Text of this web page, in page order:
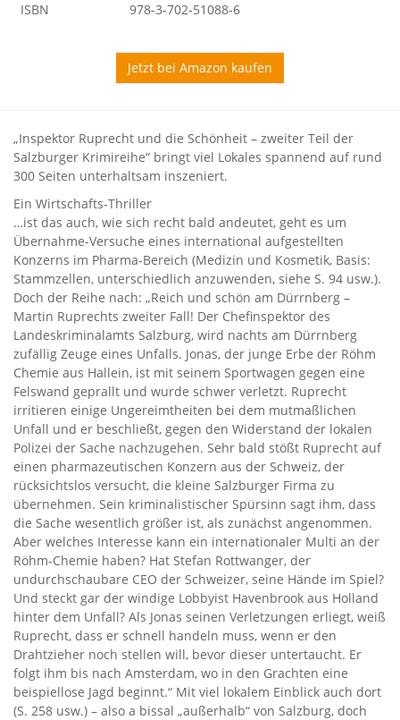
ISBN
978-3-702-51088-6
Jetzt bei Amazon kaufen
„Inspektor Ruprecht und die Schönheit – zweiter Teil der
Salzburger Krimireihe“ bringt viel Lokales spannend auf rund
300 Seiten unterhaltsam inszeniert.
Ein Wirtschafts-Thriller
…ist das auch, wie sich recht bald andeutet, geht es um
Übernahme-Versuche eines international aufgestellten
Konzerns im Pharma-Bereich (Medizin und Kosmetik, Basis:
Stammzellen, unterschiedlich anzuwenden, siehe S. 94 usw.).
Doch der Reihe nach: „Reich und schön am Dürrnberg –
Martin Ruprechts zweiter Fall! Der Chefinspektor des
Landeskriminalamts Salzburg, wird nachts am Dürrnberg
zufällig Zeuge eines Unfalls. Jonas, der junge Erbe der Röhm
Chemie aus Hallein, ist mit seinem Sportwagen gegen eine
Felswand geprallt und wurde schwer verletzt. Ruprecht
irritieren einige Ungereimtheiten bei dem mutmaßlichen
Unfall und er beschließt, gegen den Widerstand der lokalen
Polizei der Sache nachzugehen. Sehr bald stößt Ruprecht auf
einen pharmazeutischen Konzern aus der Schweiz, der
rücksichtslos versucht, die kleine Salzburger Firma zu
übernehmen. Sein kriminalistischer Spürsinn sagt ihm, dass
die Sache wesentlich größer ist, als zunächst angenommen.
Aber welches Interesse kann ein internationaler Multi an der
Röhm-Chemie haben? Hat Stefan Rottwanger, der
undurchschaubare CEO der Schweizer, seine Hände im Spiel?
Und steckt gar der windige Lobbyist Havenbrook aus Holland
hinter dem Unfall? Als Jonas seinen Verletzungen erliegt, weiß
Ruprecht, dass er schnell handeln muss, wenn er den
Drahtzieher noch stellen will, bevor dieser untertaucht. Er
folgt ihm bis nach Amsterdam, wo in den Grachten eine
beispiellose Jagd beginnt.“ Mit viel lokalem Einblick auch dort
(S. 258 usw.) – also a bissal „außerhalb“ von Salzburg, doch